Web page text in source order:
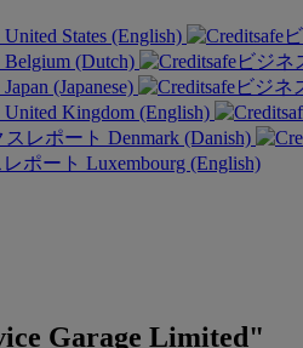
United States (English)
Belgium (Dutch)
Japan (Japanese)
United Kingdom (English)
Denmark (Danish)
Luxembourg (English)
Garage Limited"